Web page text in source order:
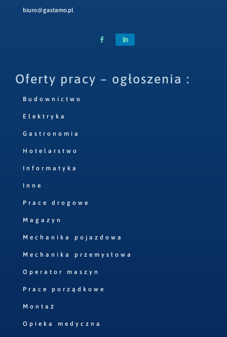
biuro@gastamo.pl
Oferty pracy – ogłoszenia :
Budownictwo
Elektryka
Gastronomia
Hotelarstwo
Informatyka
Inne
Prace drogowe
Magazyn
Mechanika pojazdowa
Mechanika przemysłowa
Operator maszyn
Prace porządkowe
Montaż
Opieka medyczna